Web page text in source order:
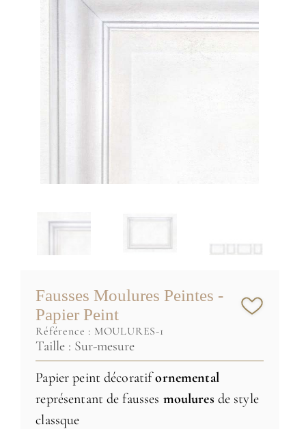
Fausses Moulures Peintes -
Papier Peint
référence : MOULURES-1
Taille : Sur-mesure
Papier peint décoratifornemental
représentant de fausses moulures de style
classque